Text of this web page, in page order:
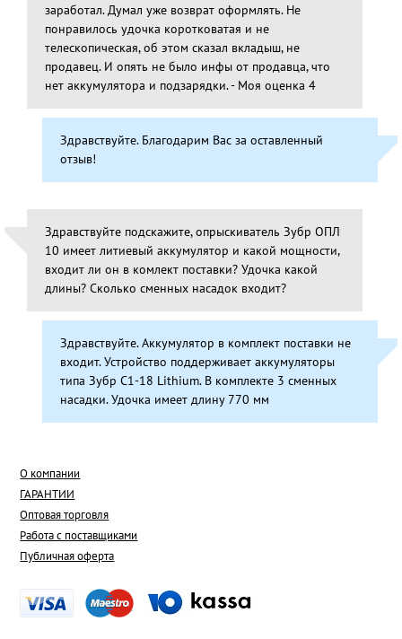
заработал. Думал уже возврат оформлять. Не
понравилось удочка коротковатая и не
телескопическая, об этом сказал вкладыш, не
продавец. И опять не было инфы от продавца, что
нет аккумулятора и подзарядки. - Моя оценка 4
Здравствуйте. Благодарим Вас за оставленный
отзыв!
Здравствуйте подскажите, опрыскиватель Зубр ОПЛ
10 имеет литиевый аккумулятор и какой мощности,
входит ли он в комлект поставки? Удочка какой
длины? Сколько сменных насадок входит?
Здравствуйте. Аккумулятор в комплект поставки не
входит. Устройство поддерживает аккумуляторы
типа Зубр С1-18 Lithium. В комплекте 3 сменных
насадки. Удочка имеет длину 770 мм
О компании
ГАРАНТИИ
Оптовая торговля
Работа с поставщиками
Публичная оферта